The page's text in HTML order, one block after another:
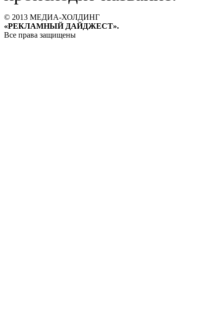
© 2013 МЕДИА-ХОЛДИНГ
«РЕКЛАМНЫЙ ДАЙДЖЕСТ».
Все права защищены